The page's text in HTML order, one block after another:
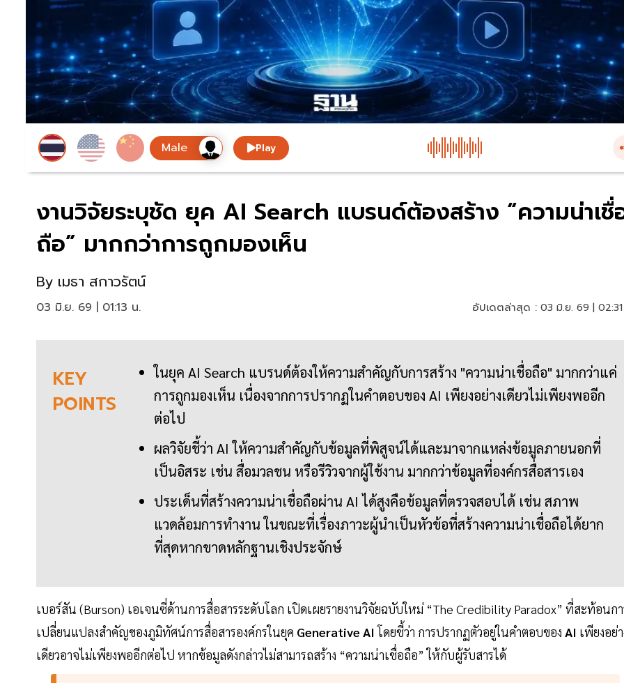
Play
งานวิจัยระบุชัด ยุค AI Search แบรนด์ต้องสร้าง “ความน่าเชื่
ถือ” มากกว่าการถูกมองเห็น
By เมธา สกาวรัตน์
03 มิ.ย. 69 | 01:13 น. อัปเดตล่าสุด : 03 มิ.ย. 69 |
KEY
POINTS
ในยุค AI Search แบรนด์ต้องให้ความสำคัญกับการสร้าง "ความน่าเชื่อถือ" มากกว่าแค่
การถูกมองเห็น เนื่องจากการปรากฏในคำตอบของ AI เพียงอย่างเดียวไม่เพียงพออีก
ต่อไป
ผลวิจัยชี้ว่า AI ให้ความสำคัญกับข้อมูลที่พิสูจน์ได้และมาจากแหล่งข้อมูลภายนอกที่
เป็นอิสระ เช่น สื่อมวลชน หรือรีวิวจากผู้ใช้งาน มากกว่าข้อมูลที่องค์กรสื่อสารเอง
ประเด็นที่สร้างความน่าเชื่อถือผ่าน AI ได้สูงคือข้อมูลที่ตรวจสอบได้ เช่น สภาพ
แวดล้อมการทำงาน ในขณะที่เรื่องภาวะผู้นำเป็นหัวข้อที่สร้างความน่าเชื่อถือได้ยาก
ที่สุดหากขาดหลักฐานเชิงประจักษ์
เบอร์สัน (Burson) เอเจนซี่ด้านการสื่อสารระดับโลก เปิดเผยรายงานวิจัยฉบับใหม่ “The Credibility Paradox” ที่สะท้อนก
เปลี่ยนแปลงสำคัญของภูมิทัศน์การสื่อสารองค์กรในยุค Generative AIโดยชี้ว่า การปรากฏตัวอยู่ในคำตอบของ AI เพียงอย่
เดียวอาจไม่เพียงพออีกต่อไป หากข้อมูลดังกล่าวไม่สามารถสร้าง “ความน่าเชื่อถือ” ให้กับผู้รับสารได้